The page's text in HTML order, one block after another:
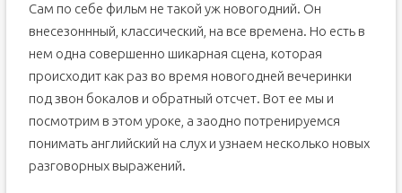
Сам по себе фильм не такой уж новогодний. Он
внесезоннный, классический, на все времена. Но есть в
нем одна совершенно шикарная сцена, которая
происходит как раз во время новогодней вечеринки
под звон бокалов и обратный отсчет. Вот ее мы и
посмотрим в этом уроке, а заодно потренируемся
понимать английский на слух и узнаем несколько новых
разговорных выражений.